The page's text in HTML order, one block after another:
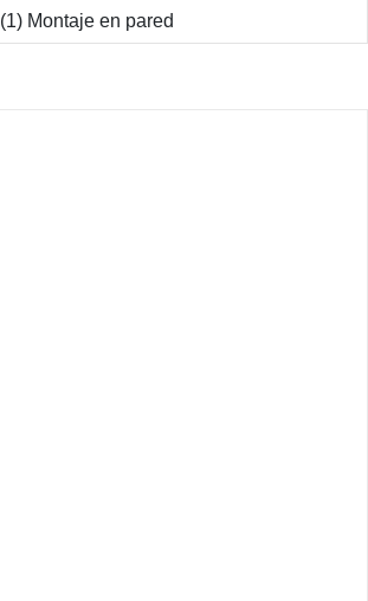
(1) Montaje en pared